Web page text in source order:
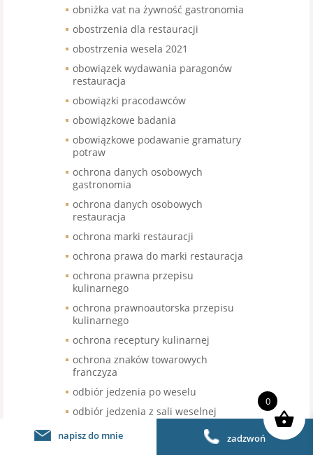
obniżka vat na żywność gastronomia
obostrzenia dla restauracji
obostrzenia wesela 2021
obowiązek wydawania paragonów
restauracja
obowiązki pracodawców
obowiązkowe badania
obowiązkowe podawanie gramatury
potraw
ochrona danych osobowych
gastronomia
ochrona danych osobowych
restauracja
ochrona marki restauracji
ochrona prawa do marki restauracja
ochrona prawna przepisu
kulinarnego
ochrona prawnoautorska przepisu
kulinarnego
ochrona receptury kulinarnej
ochrona znaków towarowych
franczyza
odbiór jedzenia po weselu
odbiór jedzenia z sali weselnej
odbiór nieskonsumowanego jedzenia
po weselu
napisz do mnie zadzwoń
0